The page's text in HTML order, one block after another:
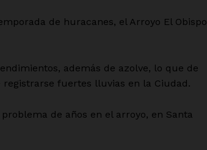
de huracanes, el Arroyo El Obispo
además de azolve, lo que de
fuertes lluvias en la Ciudad.
de años en el arroyo, en Santa